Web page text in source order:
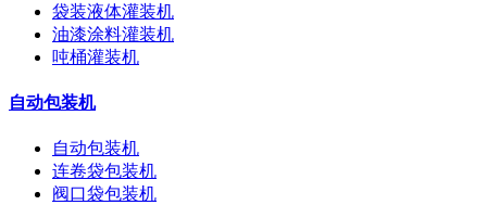
袋装液体灌装机
油漆涂料灌装机
吨桶灌装机
自动包装机
自动包装机
连卷袋包装机
阀口袋包装机